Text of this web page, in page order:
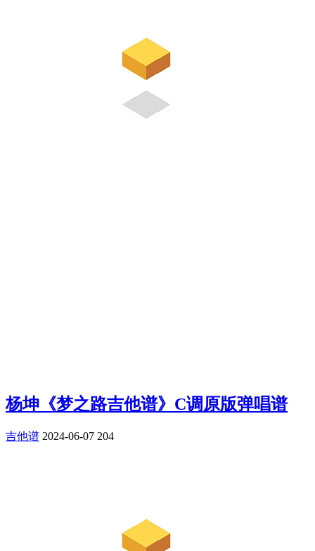
杨坤《梦之路吉他谱》C调原版弹唱谱
吉他谱 2024-06-07 204